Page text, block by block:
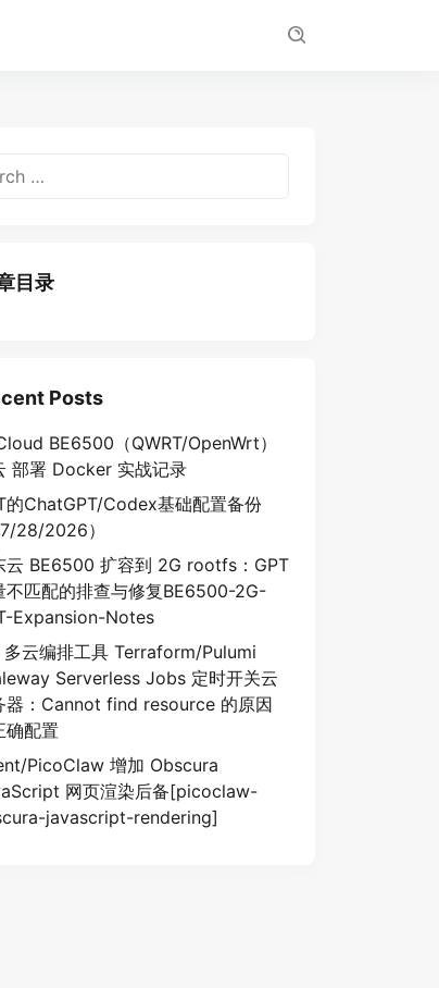
目录
Posts
BE6500（QWRT/OpenWrt）
部署 Docker 实战记录
的ChatGPT/Codex基础配置备份
28/2026）
云 BE6500 扩容到 2G rootfs：GPT
不匹配的排查与修复BE6500-2G-
Expansion-Notes
多云编排工具 Terraform/Pulumi
Serverless Jobs 定时开关云
器：Cannot find resource 的原因
确配置
PicoClaw 增加 Obscura
网页渲染后备[picoclaw-
javascript-rendering]